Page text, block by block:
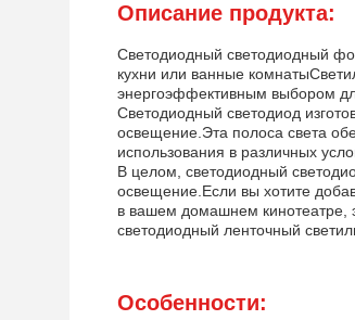
Описание продукта:
Светодиодный светодиодный
кухни или ванные
энергоэффективным выбором
Светодиодный светодиод
освещение.Эта полоса света
использования в различных
В целом, светодиодный
освещение.Если вы хотите
в вашем домашнем кинотеатре,
светодиодный ленточный
Особенности: